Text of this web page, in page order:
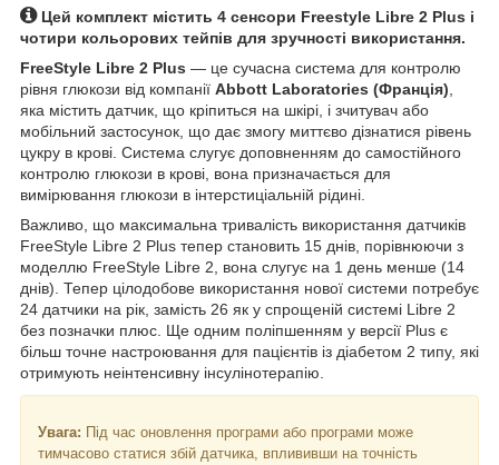
Цей комплект містить 4 сенсори Freestyle Libre 2 Plus і
чотири кольорових тейпів для зручності використання.
FreeStyle Libre 2 Plus — це сучасна система для контролю
рівня глюкози від компанії Abbott Laboratories (Франція)
яка містить датчик, що кріпиться на шкірі, і зчитувач або
мобільний застосунок, що дає змогу миттєво дізнатися рівень
цукру в крові. Система слугує доповненням до самостійного
контролю глюкози в крові, вона призначається для
вимірювання глюкози в інтерстиціальній рідині.
Важливо, що максимальна тривалість використання датчиків
FreeStyle Libre 2 Plus тепер становить 15 днів, порівнюючи з
моделлю FreeStyle Libre 2, вона слугує на 1 день менше (14
днів). Тепер цілодобове використання нової системи потребує
24 датчики на рік, замість 26 як у спрощеній системі Libre 2
без позначки плюс. Ще одним поліпшенням у версії Plus є
більш точне настроювання для пацієнтів із діабетом 2 типу, які
отримують неінтенсивну інсулінотерапію.
Увага: Під час оновлення програми або програми може
тимчасово статися збій датчика, вплививши на точність